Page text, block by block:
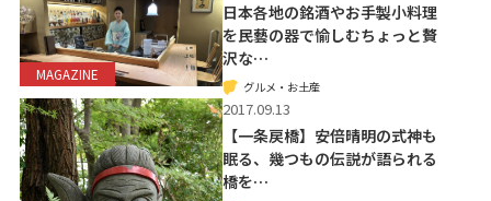
MAGAZINE
日本各地の銘酒やお手製小料理
を民藝の器で愉しむちょっと贅
沢な…
グルメ・お土産
2017.09.13
【一条戻橋】安倍晴明の式神も
眠る、幾つもの伝説が語られる
橋を…